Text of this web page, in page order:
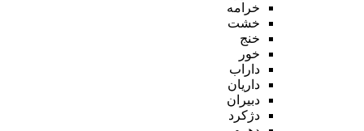
خرامه
خشت
خنج
خور
داراب
داریان
دبیران
دژکرد